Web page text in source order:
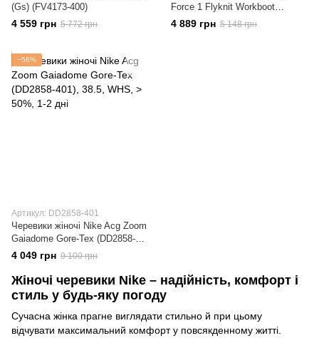
(Gs) (FV4173-400)
4 559 грн 5 772 грн
Force 1 Flyknit Workboot
(855984-600)
4 889 грн 5 148 грн
−56%
Артикул: DD2858-401
Черевики жіночі Nike Acg Zoom
Gaiadome Gore-Tex (DD2858-
401)
4 049 грн 9 100 грн
Жіночі черевики Nike – надійність, комфорт і
стиль у будь-яку погоду
Сучасна жінка прагне виглядати стильно й при цьому
відчувати максимальний комфорт у повсякденному житті.